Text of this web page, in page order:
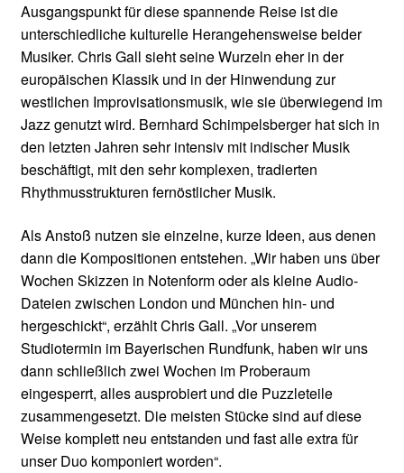
Ausgangspunkt für diese spannende Reise ist die
unterschiedliche kulturelle Herangehensweise beider
Musiker. Chris Gall sieht seine Wurzeln eher in der
europäischen Klassik und in der Hinwendung zur
westlichen Improvisationsmusik, wie sie überwiegend im
Jazz genutzt wird. Bernhard Schimpelsberger hat sich in
den letzten Jahren sehr intensiv mit indischer Musik
beschäftigt, mit den sehr komplexen, tradierten
Rhythmusstrukturen fernöstlicher Musik.
Als Anstoß nutzen sie einzelne, kurze Ideen, aus denen
dann die Kompositionen entstehen. „Wir haben uns über
Wochen Skizzen in Notenform oder als kleine Audio-
Dateien zwischen London und München hin- und
hergeschickt“, erzählt Chris Gall. „Vor unserem
Studiotermin im Bayerischen Rundfunk, haben wir uns
dann schließlich zwei Wochen im Proberaum
eingesperrt, alles ausprobiert und die Puzzleteile
zusammengesetzt. Die meisten Stücke sind auf diese
Weise komplett neu entstanden und fast alle extra für
unser Duo komponiert worden“.